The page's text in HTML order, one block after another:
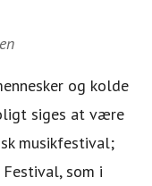
og kolde
siges at være
musikfestival;
som i